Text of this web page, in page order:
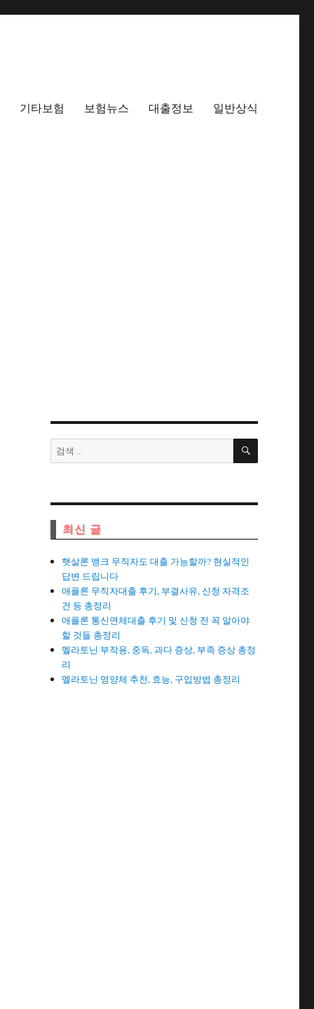
기타보험 보험뉴스 대출정보 일반상식
검
색:
검
최신 글
햇살론 뱅크 무직자도 대출 가능할까? 현실적인
답변 드립니다
애플론 무직자대출 후기, 부결사유, 신청 자격조
건 등 총정리
애플론 통신연체대출 후기 및 신청 전 꼭 알아야
할 것들 총정리
멜라토닌 부작용, 중독, 과다 증상, 부족 증상 총정
리
멜라토닌 영양체 추천, 효능, 구입방법 총정리